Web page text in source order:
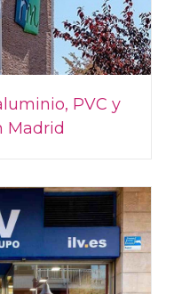
PVC y
Madrid